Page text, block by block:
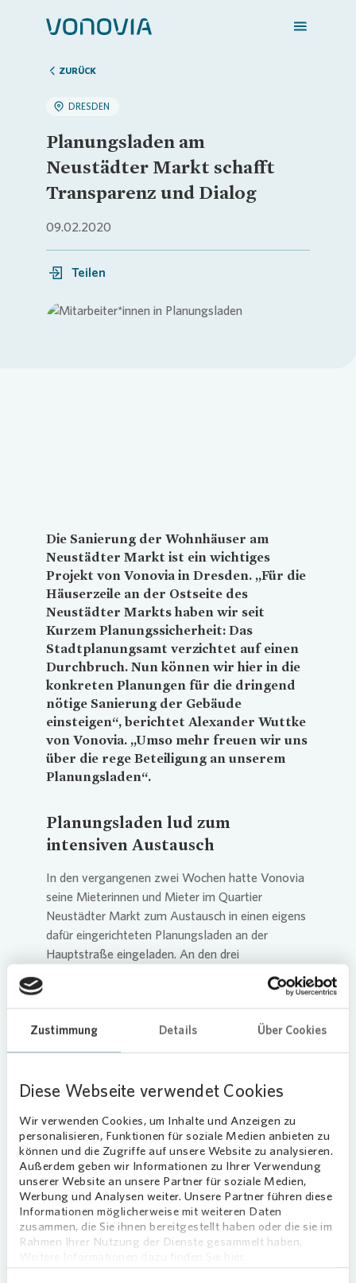
Zustimmung Details Über Cookies
Diese Webseite verwendet Cookies
Wir verwenden Cookies, um Inhalte und Anzeigen zu
personalisieren, Funktionen für soziale Medien anbieten zu
können und die Zugriffe auf unsere Website zu analysieren.
Außerdem geben wir Informationen zu Ihrer Verwendung
unserer Website an unsere Partner für soziale Medien,
Werbung und Analysen weiter. Unsere Partner führen diese
Informationen möglicherweise mit weiteren Daten
zusammen, die Sie ihnen bereitgestellt haben oder die sie im
Rahmen Ihrer Nutzung der Dienste gesammelt haben.
Zuhause finden
Mein Zuhause
Meine Stadt
ZURÜCK
DRESDEN
Planungsladen am
Neustädter Markt schafft
Transparenz und Dialog
09.02.2020
Teilen
Die Sanierung der Wohnhäuser am
Neustädter Markt ist ein wichtiges
Projekt von Vonovia in Dresden. „Für die
Häuserzeile an der Ostseite des
Neustädter Markts haben wir seit
Kurzem Planungssicherheit: Das
Stadtplanungsamt verzichtet auf einen
Durchbruch. Nun können wir hier in die
konkreten Planungen für die dringend
nötige Sanierung der Gebäude
einsteigen“, berichtet Alexander Wuttke
von Vonovia. „Umso mehr freuen wir uns
über die rege Beteiligung an unserem
Planungsladen“.
Planungsladen lud zum
intensiven Austausch
In den vergangenen zwei Wochen hatte Vonovia
seine Mieterinnen und Mieter im Quartier
Neustädter Markt zum Austausch in einen eigens
dafür eingerichteten Planungsladen an der
Hauptstraße eingeladen. An den drei
Öffnungstagen besuchten etwa 200 Mieter und
Haushalten in den Häusern, um die es geht, ist
das ein sehr schönes Ergebnis“, so Alexander
Wuttke.
In den Gesprächen ging es nicht nur um die
eigenen vier Wände, auch das Wohnumfeld und
die Gemeinschaftsflächen beschäftigten die
Mieter. „Am Beispiel der Balkone kann man
erkennen, wie vielfältig die Anregungen der
Anwohner sind: Die Gestaltungsvorschläge
reichten hier von Markisen über Faltelemente bis
hin zur individuellen Fassadengestaltung“,
berichtet Alexander Wuttke.